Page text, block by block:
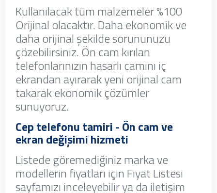
Kullanılacak tüm malzemeler %100
Orijinal olacaktır. Daha ekonomik ve
daha orijinal şekilde sorununuzu
çözebilirsiniz. Ön cam kırılan
telefonlarınızın hasarlı camını iç
ekrandan ayırarak yeni orijinal cam
takarak ekonomik çözümler
sunuyoruz.
Cep telefonu tamiri - Ön cam ve
ekran değişimi hizmeti
Listede göremediğiniz marka ve
modellerin fiyatları için Fiyat Listesi
sayfamızı inceleyebilir ya da iletişim